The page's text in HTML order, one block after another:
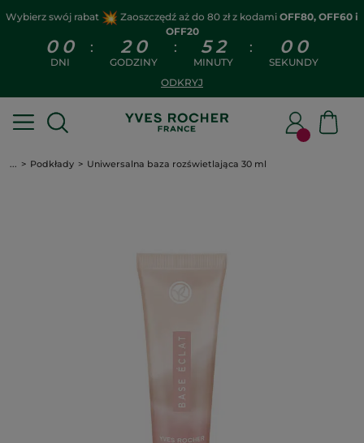
Wybierz swój rabat Zaoszczędź aż do 80 zł z kodami OFF80, OFF60 i
OFF20
0 0
DNI
: 2 0
GODZINY
: 5 1
MINUTY
: 5 9
SEKUNDY
ODKRYJ
... Podkłady Uniwersalna baza rozświetlająca 30 ml